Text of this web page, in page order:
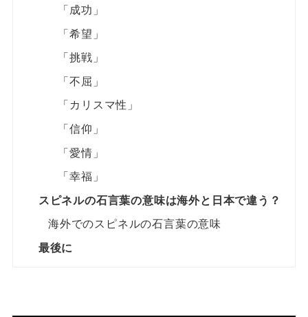
「成功」
「希望」
「挑戦」
「不屈」
「カリスマ性」
「信仰」
「愛情」
「幸福」
スピネルの石言葉の意味は海外と日本で違う？
海外でのスピネルの石言葉の意味
最後に